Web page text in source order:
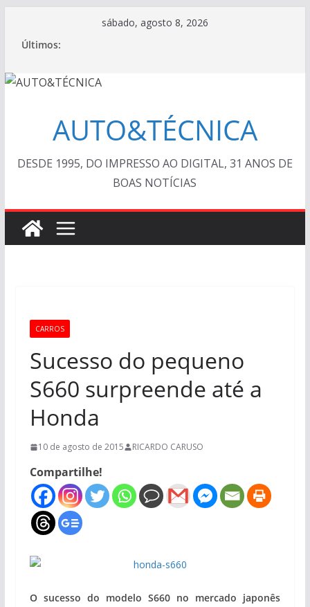
conteúdo
sábado, agosto 8, 2026
Últimos:
AUTO&TÉCNICA
DESDE 1995, DO IMPRESSO AO DIGITAL, 31 ANOS DE
BOAS NOTÍCIAS
CARROS
Sucesso do pequeno
S660 surpreende até a
Honda
10 de agosto de 2015 RICARDO CARUSO
Compartilhe!
O sucesso do modelo S660 no mercado japonês